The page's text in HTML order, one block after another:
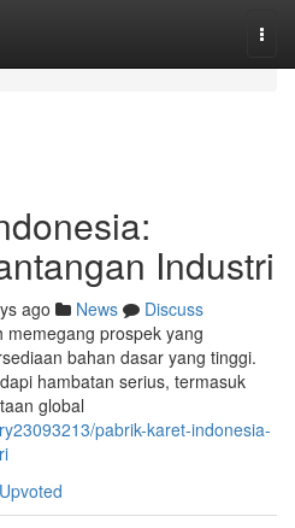
Industri
ago News
Discuss
memegang prospek yang
bahan dasar yang tinggi.
hambatan serius, termasuk
global
pabrik-karet-indonesia-